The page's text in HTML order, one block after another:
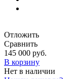
Отложить
Сравнить
145 000 руб.
В корзину
Нет в наличии